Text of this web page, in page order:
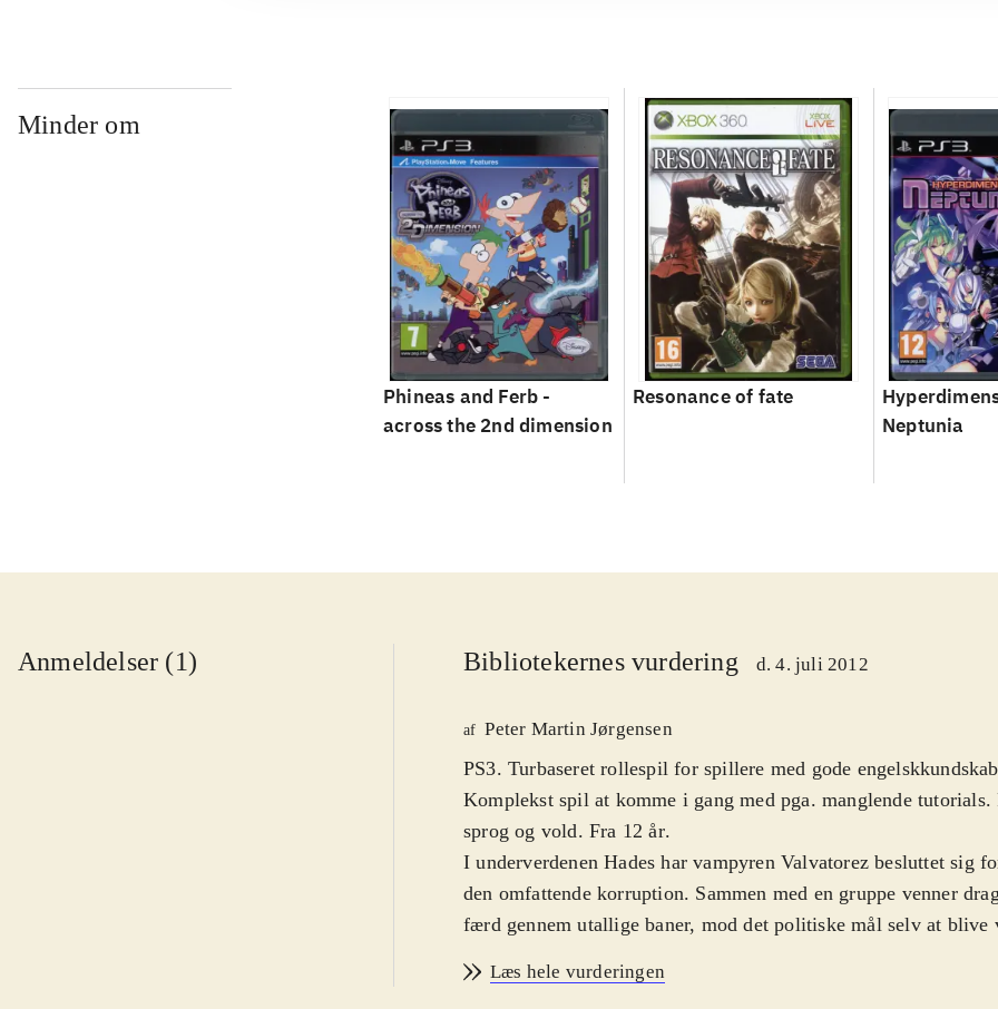
Minder om
Phineas and Ferb -
across the 2nd dimension
Resonance of fate
Neptunia
Anmeldelser (1) Bibliotekernes vurdering d. 4. juli 2012
af Peter Martin Jørgensen
PS3. Turbaseret rollespil for spillere med gode
Komplekst spil at komme i gang med pga. manglende tutorials.
sprog og vold. Fra 12 år.
I underverdenen Hades har vampyren Valvatorez besluttet sig
den omfattende korruption. Sammen med en gruppe venner
færd gennem utallige baner, mod det politiske mål selv at blive
karakterer gennem baner fyldt med fjender og farer.
Læs hele vurderingen